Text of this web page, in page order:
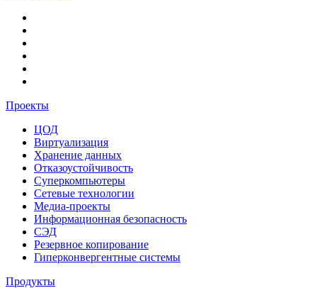
Проекты
ЦОД
Виртуализация
Хранение данных
Отказоустойчивость
Суперкомпьютеры
Сетевые технологии
Медиа-проекты
Информационная безопасность
СЭД
Резервное копирование
Гиперконвергентные системы
Продукты